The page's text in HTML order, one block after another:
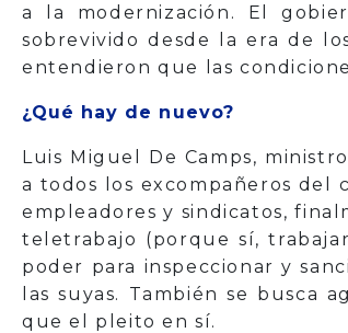
a la modernización. El
sobrevivido desde la era de
entendieron que las
¿Qué hay de nuevo?
Luis Miguel De Camps,
a todos los excompañeros del
empleadores y sindicatos,
teletrabajo (porque sí,
poder para inspeccionar y
las suyas. También se busca
que el pleito en sí.